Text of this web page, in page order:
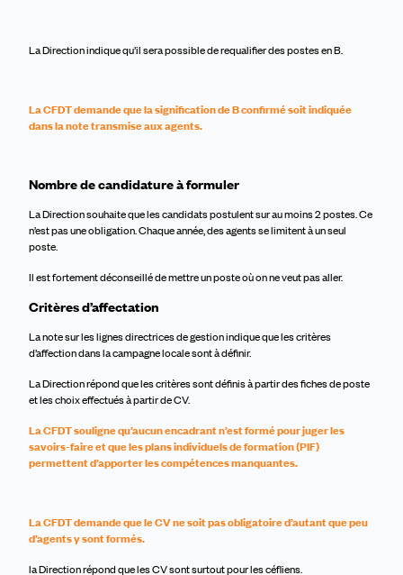
La Direction indique qu’il sera possible de requalifier des postes en B.
La CFDT demande que la signification de B confirmé soit indiquée
dans la note transmise aux agents.
Nombre de candidature à formuler
La Direction souhaite que les candidats postulent sur au moins 2 postes. Ce
n’est pas une obligation. Chaque année, des agents se limitent à un seul
poste.
Il est fortement déconseillé de mettre un poste où on ne veut pas aller.
Critères d’affectation
La note sur les lignes directrices de gestion indique que les critères
d’affection dans la campagne locale sont à définir.
La Direction répond que les critères sont définis à partir des fiches de poste
et les choix effectués à partir de CV.
La CFDT souligne qu’aucun encadrant n’est formé pour juger les
savoirs-faire et que les plans individuels de formation (PIF)
permettent d’apporter les compétences manquantes.
La CFDT demande que le CV ne soit pas obligatoire d’autant que peu
d’agents y sont formés.
la Direction répond que les CV sont surtout pour les céfliens.